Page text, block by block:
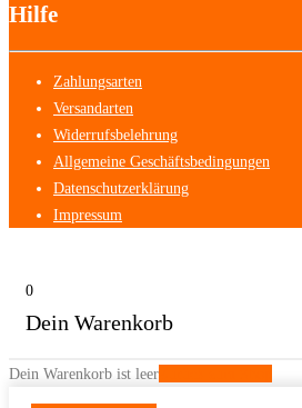
Hilfe
Zahlungsarten
Versandarten
Widerrufsbelehrung
Allgemeine Geschäftsbedingungen
Datenschutzerklärung
Impressum
0
Dein Warenkorb
Dein Warenkorb ist leer